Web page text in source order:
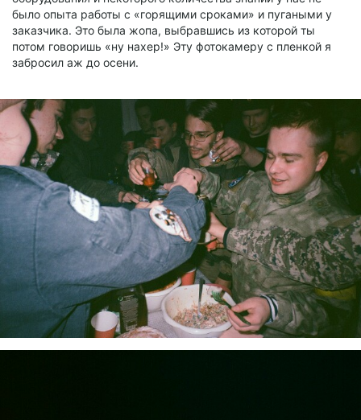
было опыта работы с «горящими сроками» и пугаными у
заказчика. Это была жопа, выбравшись из которой ты
потом говоришь «ну нахер!» Эту фотокамеру с пленкой я
забросил аж до осени.